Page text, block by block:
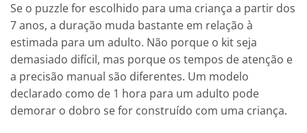
Se o puzzle for escolhido para uma criança a partir dos
7 anos, a duração muda bastante em relação à
estimada para um adulto. Não porque o kit seja
demasiado difícil, mas porque os tempos de atenção e
a precisão manual são diferentes. Um modelo
declarado como de 1 hora para um adulto pode
demorar o dobro se for construído com uma criança.